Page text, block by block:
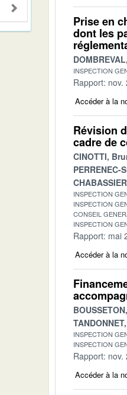
Prise en
dont les
INSPECTION
Rapport: nov.
Accéder à la
Révision
cadre de
CINOTTI,
PERRENEC-
INSPECTION
INSPECTION
CONSEIL
INSPECTION
Rapport: mai
Accéder à la
INSPECTION
INSPECTION
Rapport: nov.
Accéder à la